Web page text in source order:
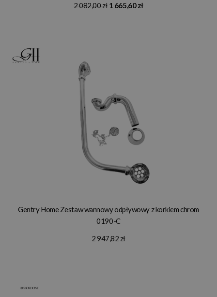
2 082,00 zł 1 665,60 zł
Gentry Home Zestaw wannowy odpływowy z korkiem chrom
0190-C
2 947,82 zł